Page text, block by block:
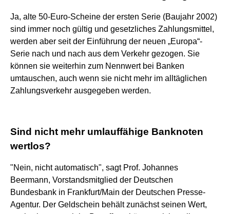
Ja, alte 50-Euro-Scheine der ersten Serie (Baujahr 2002)
sind immer noch gültig und gesetzliches Zahlungsmittel,
werden aber seit der Einführung der neuen „Europa“-
Serie nach und nach aus dem Verkehr gezogen. Sie
können sie weiterhin zum Nennwert bei Banken
umtauschen, auch wenn sie nicht mehr im alltäglichen
Zahlungsverkehr ausgegeben werden.
Sind nicht mehr umlauffähige Banknoten
wertlos?
"Nein, nicht automatisch", sagt Prof. Johannes
Beermann, Vorstandsmitglied der Deutschen
Bundesbank in Frankfurt/Main der Deutschen Presse-
Agentur. Der Geldschein behält zunächst seinen Wert,